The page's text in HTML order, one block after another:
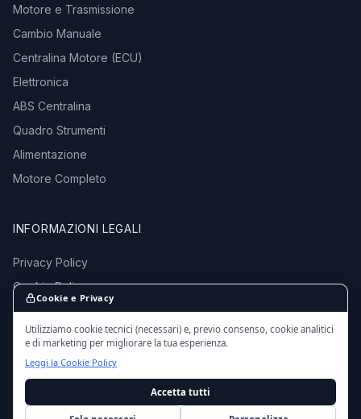
Motore e Trasmissione
Cambio Manuale
Centralina Motore (ECU)
Elettronica
ABS Centralina
Quadro Strumenti
Alimentazione
Motore Completo
INFORMAZIONI LEGALI
Privacy Policy
Cookie Policy
Termini e Condizioni
© 2016 - 2026 EmporioMotori.it — Tutti i diritti riservati.
Ricambi auto usati da autodemolizioni certificate in Italia.
Cookie e Privacy
Utilizziamo cookie tecnici (necessari) e, previo consenso, cookie analitici
e di marketing per migliorare la tua esperienza.
Leggi la Cookie Policy
Accetta tutti